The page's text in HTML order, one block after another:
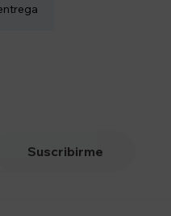
Suscribirme